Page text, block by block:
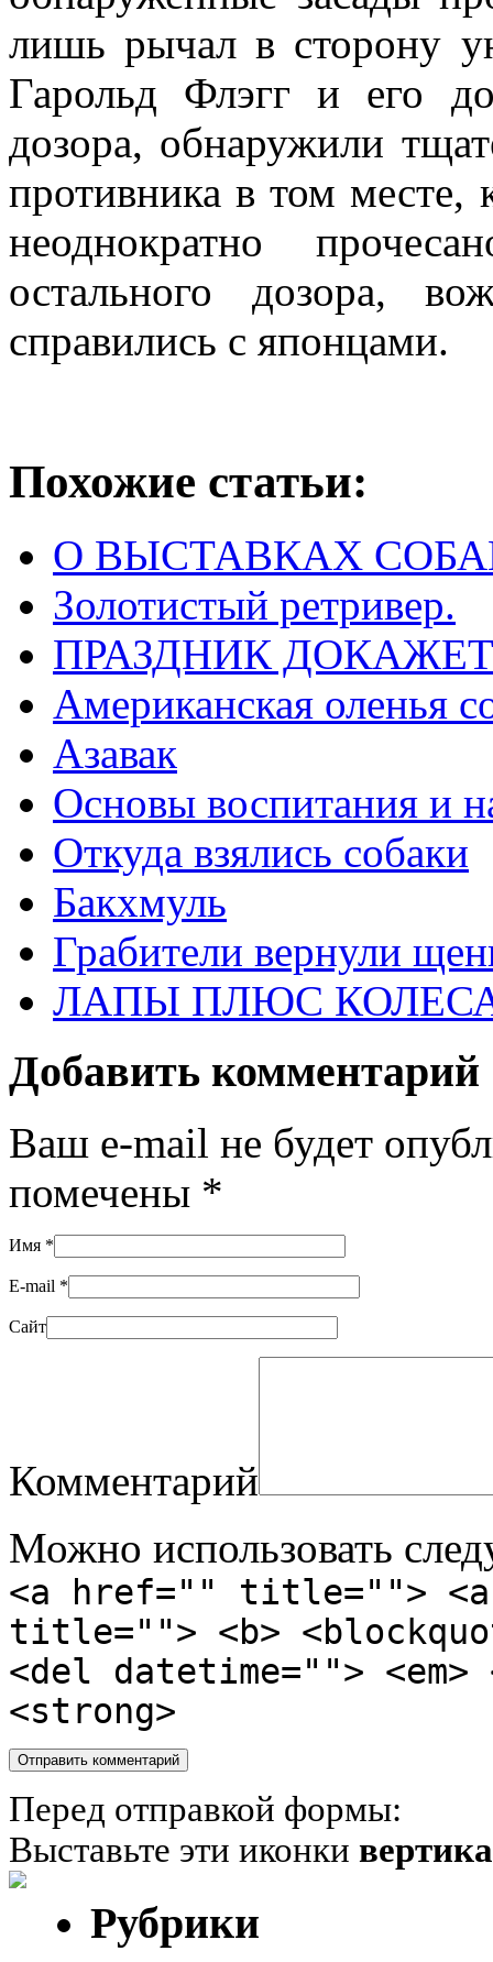
лишь рычал в сторону
Гарольд Флэгг и его
дозора, обнаружили
противника в том месте,
неоднократно
остального дозора,
справились с японцами.
Похожие статьи:
О ВЫСТАВКАХ
Золотистый ретривер.
ПРАЗДНИК
Американская оленья
Азавак
Основы воспитания и
Откуда взялись собаки
Бакхмуль
Грабители вернули
ЛАПЫ ПЛЮС
Добавить комментарий
Ваш e-mail не будет
помечены *
Имя *
E-mail *
Сайт
Комментарий
Можно использовать
<a href="" title="">
title=""> <b>
<del datetime="">
<strong>
Перед отправкой формы:
Выставьте эти иконки
Рубрики